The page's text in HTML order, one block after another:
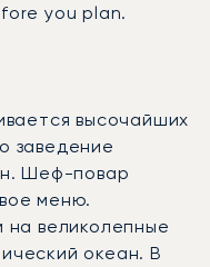
you plan.
высочайших
заведение
Шеф-повар
меню.
великолепные
океан. В